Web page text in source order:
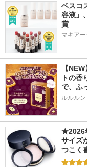
ベスコ
容液」
賞
マキアー
【
トの香
で、ふ
ルルルン
★2026
サイズ
つこく